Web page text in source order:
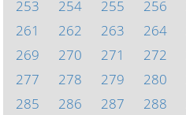
253
254 255 256
261
262 263 264
269
270 271 272
277
278 279 280
285
286 287 288